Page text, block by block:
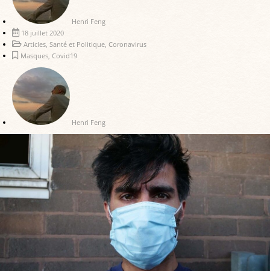
Henri Feng
18 juillet 2020
Articles, Santé et Politique, Coronavirus
Masques, Covid19
Henri Feng